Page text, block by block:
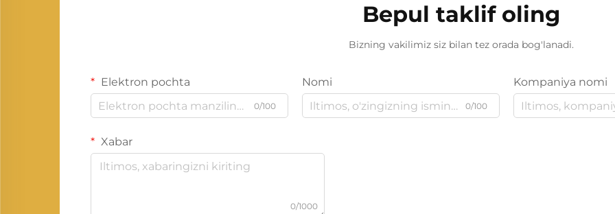
Bepul taklif oling
Bizning vakilimiz siz bilan tez orada bog'lanadi.
Elektron pochta
0/100
Nomi
0/100
Kompaniya nomi
Xabar
0/1000